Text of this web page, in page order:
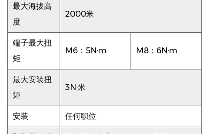
最大海拔高
度
2000米
端子最大扭
矩
M6：5N·m M8：6N·m
最大安装扭
矩
3N·米
安装 任何职位